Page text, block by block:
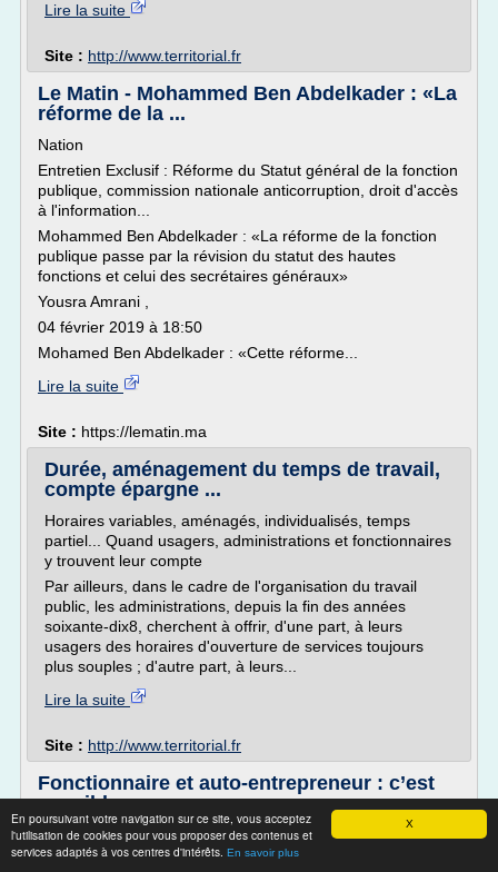
X
En poursuivant votre navigation sur ce site, vous acceptez
l'utilisation de cookies pour vous proposer des contenus et
services adaptés à vos centres d'intérêts. En savoir plus
Lire la suite
Site : http://www.territorial.fr
Le Matin - Mohammed Ben Abdelkader : «La
réforme de la ...
Nation
Entretien Exclusif : Réforme du Statut général de la fonction
publique, commission nationale anticorruption, droit d'accès
à l'information...
Mohammed Ben Abdelkader : «La réforme de la fonction
publique passe par la révision du statut des hautes
fonctions et celui des secrétaires généraux»
Yousra Amrani ,
04 février 2019 à 18:50
Mohamed Ben Abdelkader : «Cette réforme...
Lire la suite
Site : https://lematin.ma
Durée, aménagement du temps de travail,
compte épargne ...
Horaires variables, aménagés, individualisés, temps
partiel... Quand usagers, administrations et fonctionnaires
y trouvent leur compte
Par ailleurs, dans le cadre de l'organisation du travail
public, les administrations, depuis la fin des années
soixante-dix8, cherchent à offrir, d'une part, à leurs
usagers des horaires d'ouverture de services toujours
plus souples ; d'autre part, à leurs...
Lire la suite
Site : http://www.territorial.fr
Fonctionnaire et auto-entrepreneur : c’est
possible
Le Portail N°1 des auto-entrepreneurs
Peut-on être auto-entrepreneur et fonctionnaire ?